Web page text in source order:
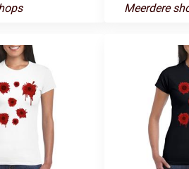
Meerdere